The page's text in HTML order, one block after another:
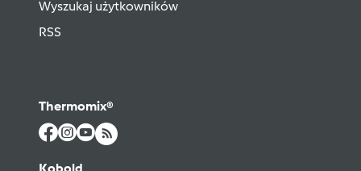
Wyszukaj użytkowników
RSS
Thermomix®